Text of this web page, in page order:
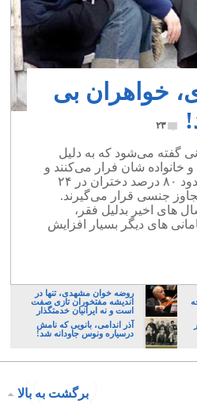
خواهران بی
۲۳
گفته می‌شود که به دلیل
خانواده شان فرار می‌کنند و
به جامعه پناه می‌برند. حدود ۸۰ درصد دختران در ۲۴
جنسی قرار می‌گیرند.
های اخیر بدلیل فقر،
های دیگر بسیار افزایش
روضه خوان مشهدی، تنها در
اندیشه مفتخوران تازی صفت
است و نه ایرانیان خدمتگذار
آذر اندامی، بانویی که نامش
درسیاره ونوس جاودانه شد!
برگشت به بالا